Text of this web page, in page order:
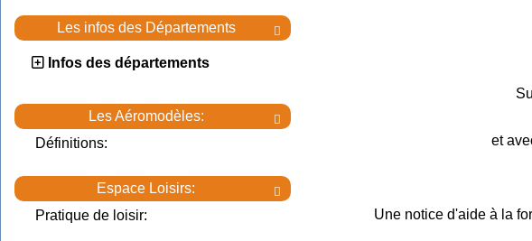

Les infos des Départements
Infos des départements

Les Aéromodèles:
Définitions:

Espace Loisirs:
Pratique de loisir:
et
Une notice d'aide à la